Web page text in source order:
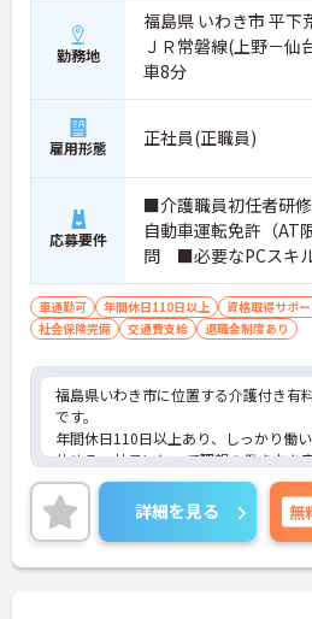
勤務地
福島県 いわき市 平下
ＪＲ常磐線(上野－仙
車8分
雇用形態 正社員(正職員)
応募要件
■介護職員初任者研
自動車運転免許（
問 ■必要なPCスキ
字入力ができれば
車通勤可 年間休日110日以上 資格取得サポ
社会保険完備
交通費支給 退職金制度あり
福島県いわき市に位置する介護付き有
です。
年間休日110日以上あり、しっかり働
休める、社員にとって理想の働き方を
す。
実務経験はなくてもOK！現場で働きな
んでいくことができます。
ご興味をお持ちの方はお気軽にお問い
い。
詳細を見る 無